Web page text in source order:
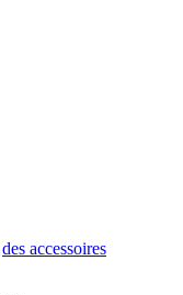
des accessoires